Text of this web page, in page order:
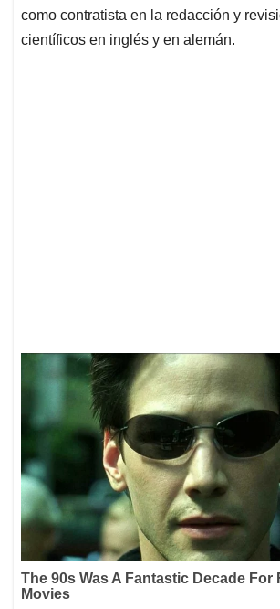
como contratista en la redacción y
científicos en inglés y en alemán.